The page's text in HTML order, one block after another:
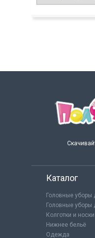
Каталог
Головные уборы
Головные уборы
Колготки и носки
Нижнее бельё
Одежда